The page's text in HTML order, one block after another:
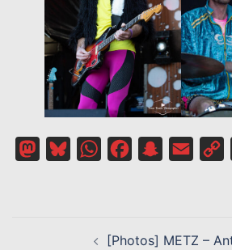
MastodonBlueskyWhatsAppFacebookSnapchat
Email
[Photos] METZ –